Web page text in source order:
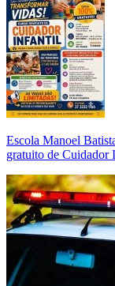
Escola Manoel
gratuito de Cuidador